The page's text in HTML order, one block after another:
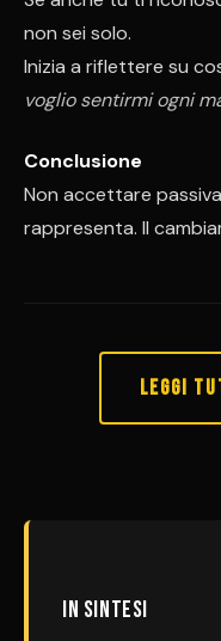
non sei solo.
Inizia a riflettere su
voglio sentirmi ogni
Conclusione
Non accettare
rappresenta. Il
Leggi
In sintesi